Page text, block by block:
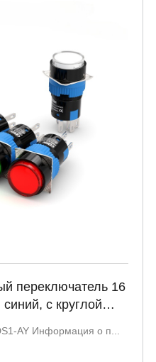
переключатель 16
с круглой
AY Информация о п...